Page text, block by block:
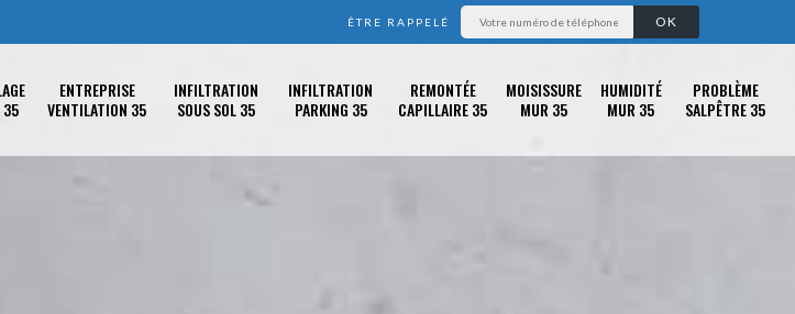
ÊTRE RAPPELÉ
35
ENTREPRISE
VENTILATION 35
INFILTRATION
SOUS SOL 35
INFILTRATION
PARKING 35
REMONTÉE
CAPILLAIRE 35
MOISISSURE
MUR 35
HUMIDITÉ
MUR 35
PROBLÈME
SALPÊTRE 35